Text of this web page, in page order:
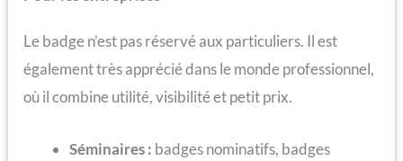
Le badge n’est pas réservé aux particuliers. Il est
également très apprécié dans le monde professionnel,
où il combine utilité, visibilité et petit prix.
Séminaires : badges nominatifs, badges